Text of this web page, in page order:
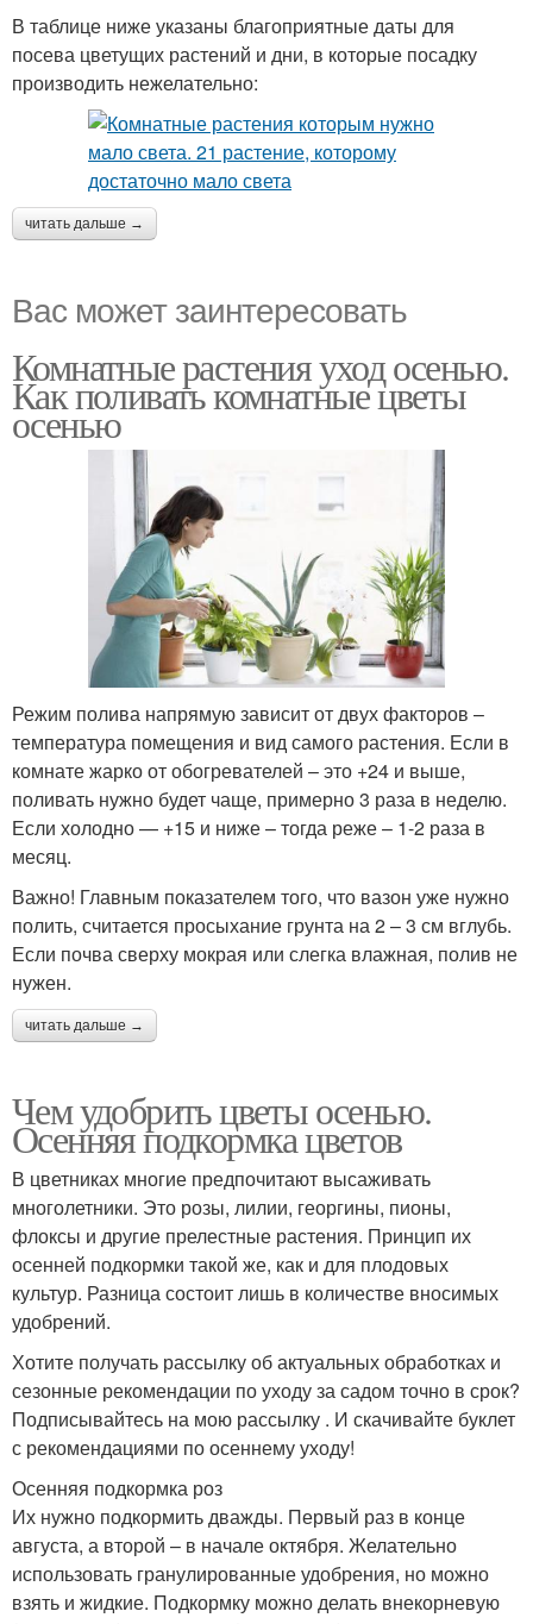
В таблице ниже указаны благоприятные даты для
посева цветущих растений и дни, в которые посадку
производить нежелательно:
читать дальше →
Вас может заинтересовать
Комнатные растения уход осенью.
Как поливать комнатные цветы
осенью
Режим полива напрямую зависит от двух факторов –
температура помещения и вид самого растения. Если в
комнате жарко от обогревателей – это +24 и выше,
поливать нужно будет чаще, примерно 3 раза в неделю.
Если холодно — +15 и ниже – тогда реже – 1-2 раза в
месяц.
Важно! Главным показателем того, что вазон уже нужно
полить, считается просыхание грунта на 2 – 3 см вглубь.
Если почва сверху мокрая или слегка влажная, полив не
нужен.
читать дальше →
Чем удобрить цветы осенью.
Осенняя подкормка цветов
В цветниках многие предпочитают высаживать
многолетники. Это розы, лилии, георгины, пионы,
флоксы и другие прелестные растения. Принцип их
осенней подкормки такой же, как и для плодовых
культур. Разница состоит лишь в количестве вносимых
удобрений.
Хотите получать рассылку об актуальных обработках и
сезонные рекомендации по уходу за садом точно в срок?
Подписывайтесь на мою рассылку . И скачивайте буклет
с рекомендациями по осеннему уходу!
Осенняя подкормка роз
Их нужно подкормить дважды. Первый раз в конце
августа, а второй – в начале октября. Желательно
использовать гранулированные удобрения, но можно
взять и жидкие. Подкормку можно делать внекорневую